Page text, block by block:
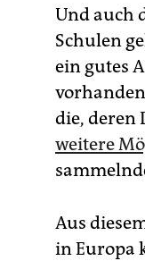
Und auch
Schulen
ein gutes
die, deren
weitere
Aus
in Europa